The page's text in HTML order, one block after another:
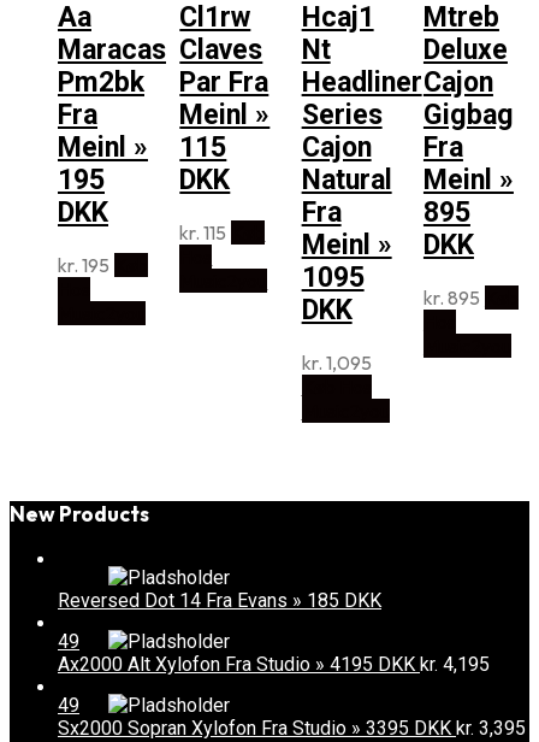
Aa
Maracas
Pm2bk
Fra
Meinl »
195
DKK
kr. 195
Cl1rw
Claves
Par Fra
Meinl »
115
DKK
kr. 115
Hcaj1
Nt
Headliner
Series
Cajon
Natural
Fra
Meinl »
1095
DKK
kr. 1,095
Mtreb
Deluxe
Cajon
Gigbag
Fra
Meinl »
895
DKK
kr. 895
New Products
Reversed Dot 14 Fra Evans » 185 DKK
49
Ax2000 Alt Xylofon Fra Studio » 4195 DKK kr. 4,195
49
Sx2000 Sopran Xylofon Fra Studio » 3395 DKK kr. 3,395